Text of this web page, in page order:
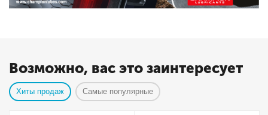
Возможно, вас это заинтересует
Хиты продаж Самые популярные